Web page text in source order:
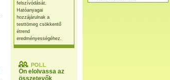
felszívódását.
Hatóanyagai
hozzájárulnak a
testtömeg csökkentő
étrend
eredményességéhez.
POLL
Ön elolvassa az